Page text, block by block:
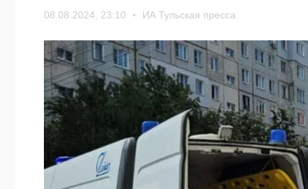
08.08.2024, 23:10 ИА Тульская пресса